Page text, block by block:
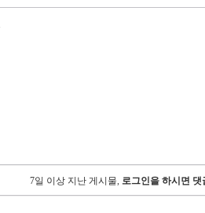
7일 이상 지난 게시물, 로그인을 하시면